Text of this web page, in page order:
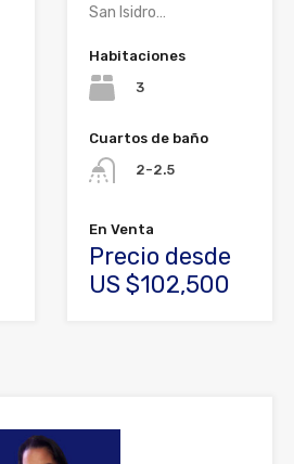
San Isidro…
Habitaciones
3
Cuartos de baño
2-2.5
En Venta
Precio desde
US $102,500